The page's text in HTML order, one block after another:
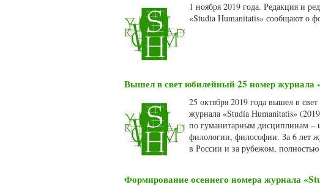
1 ноября 2019 года. Редакция и
«Studia Humanitatis» сообщают о
Вышел в свет юбилейный 25 номер
25 октября 2019 года вышел в
журнала «Studia Humanitatis»
по гуманитарным дисциплинам –
филологии, философии. За 6 лет
в России и за рубежом,
Формирование осеннего номера журнала